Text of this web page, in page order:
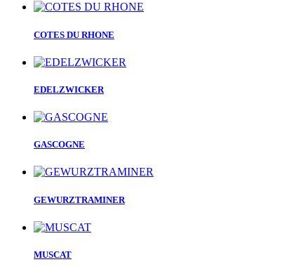
COTES DU RHONE
EDELZWICKER
GASCOGNE
GEWURZTRAMINER
MUSCAT